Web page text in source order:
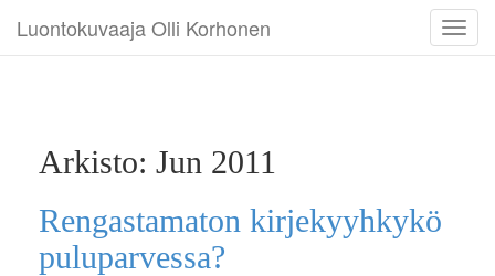
Luontokuvaaja Olli Korhonen
Arkisto: Jun 2011
Rengastamaton kirjekyyhkykö
puluparvessa?